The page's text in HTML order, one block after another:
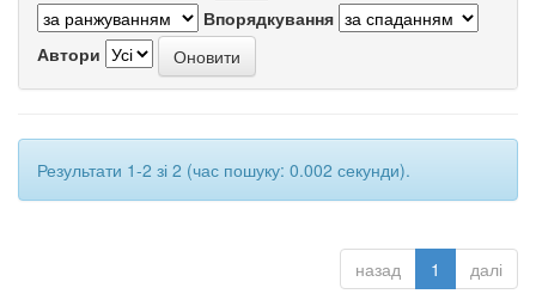
Впорядкування
Автори
Результати 1-2 зі 2 (час пошуку: 0.002 секунди).
назад 1 далі